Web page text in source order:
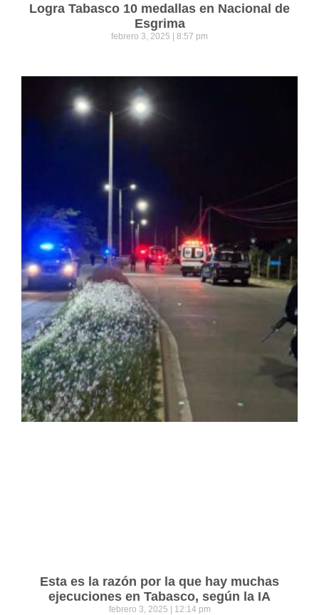
Logra Tabasco 10 medallas en Nacional de
Esgrima
febrero 3, 2025 8:57 pm
Esta es la razón por la que hay muchas
ejecuciones en Tabasco, según la IA
febrero 3, 2025 12:14 pm